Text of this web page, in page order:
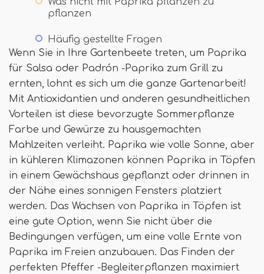
pflanzen
Häufig gestellte Fragen
Wenn Sie in Ihre Gartenbeete treten, um Paprika
für Salsa oder Padrón -Paprika zum Grill zu
ernten, lohnt es sich um die ganze Gartenarbeit!
Mit Antioxidantien und anderen gesundheitlichen
Vorteilen ist diese bevorzugte Sommerpflanze
Farbe und Gewürze zu hausgemachten
Mahlzeiten verleiht. Paprika wie volle Sonne, aber
in kühleren Klimazonen können Paprika in Töpfen
in einem Gewächshaus gepflanzt oder drinnen in
der Nähe eines sonnigen Fensters platziert
werden. Das Wachsen von Paprika in Töpfen ist
eine gute Option, wenn Sie nicht über die
Bedingungen verfügen, um eine volle Ernte von
Paprika im Freien anzubauen. Das Finden der
perfekten Pfeffer -Begleiterpflanzen maximiert